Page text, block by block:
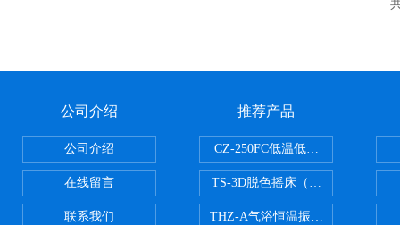
公司介绍
公司介绍
在线留言
联系我们
推荐产品
CZ-250FC低温低湿种子储藏柜
TS-3D脱色摇床（三维运动）
THZ-A气浴恒温振荡器